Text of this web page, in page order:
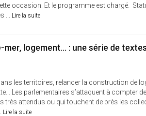
occasion. Et le programme est chargé.
...
Lire la suite
logement... : une série de
les territoires, relancer la construction de
Les parlementaires s’attaquent à compter
très attendus ou qui touchent de près les
Lire la suite